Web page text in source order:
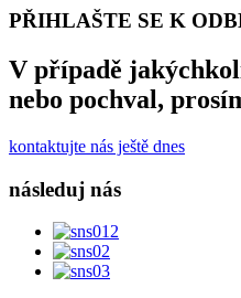
PŘIHLAŠTE SE K
V případě
nebo pochval,
kontaktujte nás ještě dnes
následuj nás